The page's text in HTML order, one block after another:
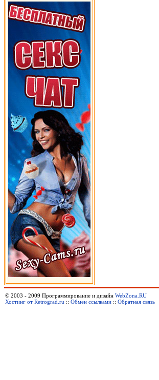
© 2003 - 2009 Программирование и дизайн WebZona.RU
Хостинг от Retrograd.ru :: Обмен ссылками :: Обратная связь